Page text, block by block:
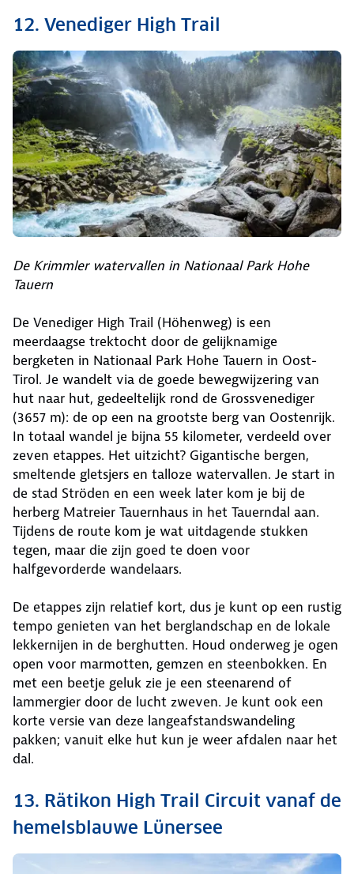
12. Venediger High Trail
De Krimmler watervallen in Nationaal Park Hohe
Tauern
De Venediger High Trail (Höhenweg) is een
meerdaagse trektocht door de gelijknamige
bergketen in Nationaal Park Hohe Tauern in Oost-
Tirol. Je wandelt via de goede bewegwijzering van
hut naar hut, gedeeltelijk rond de Grossvenediger
(3657 m): de op een na grootste berg van Oostenrijk.
In totaal wandel je bijna 55 kilometer, verdeeld over
zeven etappes. Het uitzicht? Gigantische bergen,
smeltende gletsjers en talloze watervallen. Je start in
de stad Ströden en een week later kom je bij de
herberg Matreier Tauernhaus in het Tauerndal aan.
Tijdens de route kom je wat uitdagende stukken
tegen, maar die zijn goed te doen voor
halfgevorderde wandelaars.
De etappes zijn relatief kort, dus je kunt op een rustig
tempo genieten van het berglandschap en de lokale
lekkernijen in de berghutten. Houd onderweg je ogen
open voor marmotten, gemzen en steenbokken. En
met een beetje geluk zie je een steenarend of
lammergier door de lucht zweven. Je kunt ook een
korte versie van deze langeafstandswandeling
pakken; vanuit elke hut kun je weer afdalen naar het
dal.
13. Rätikon High Trail Circuit vanaf de
hemelsblauwe Lünersee